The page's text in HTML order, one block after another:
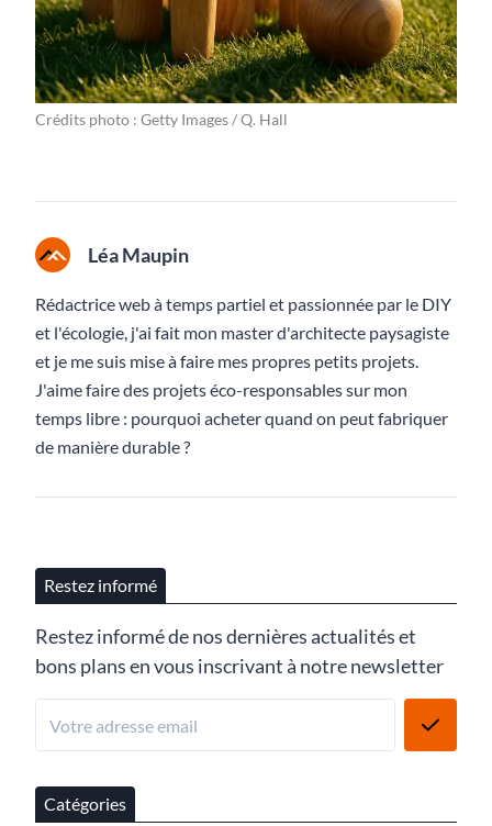
Crédits photo : Getty Images / Q. Hall
Léa Maupin
Rédactrice web à temps partiel et passionnée par le DIY
et l'écologie, j'ai fait mon master d'architecte paysagiste
et je me suis mise à faire mes propres petits projets.
J'aime faire des projets éco-responsables sur mon
temps libre : pourquoi acheter quand on peut fabriquer
de manière durable ?
Restez informé
Restez informé de nos dernières actualités et
bons plans en vous inscrivant à notre newsletter
Catégories